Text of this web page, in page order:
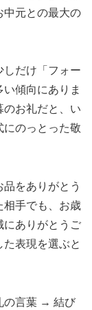
中元との最大の
しだけ「フォー
傾向にありま
のお礼だと、い
にのっとった敬
をありがとう
相手でも、お歳
にありがとうご
表現を選ぶと
の言葉 → 結び